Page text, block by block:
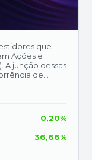
que
Ações e
A junção dessas
de
empresas
0,20%
36,66%